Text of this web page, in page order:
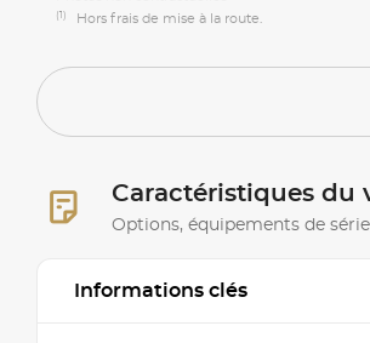
(1) Hors frais de mise à la route.
Caractéristiques du
Options, équipements de
Informations clés